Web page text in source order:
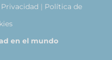
| Política de
en el mundo